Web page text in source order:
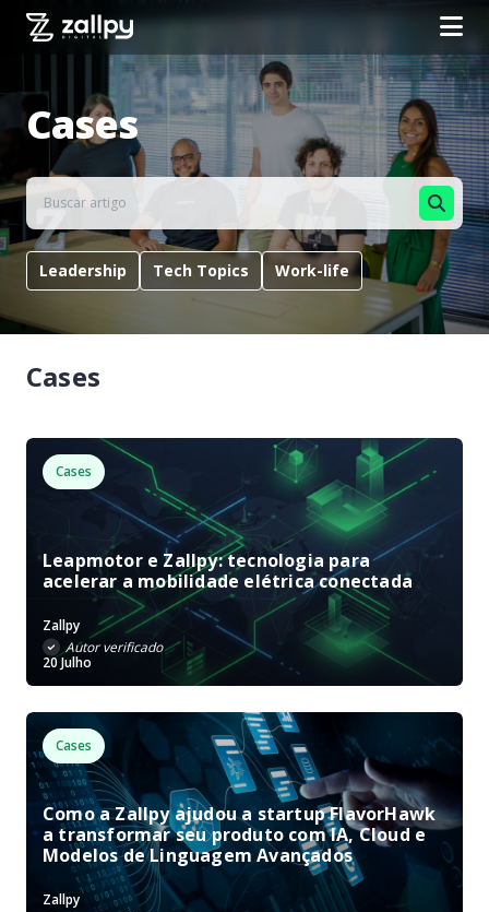
Cases
Leadership Tech Topics Work-life
Cases
Cases
Leapmotor e Zallpy: tecnologia para
acelerar a mobilidade elétrica conectada
Zallpy
Autor verificado
20 Julho
Cases
Como a Zallpy ajudou a startup FlavorHawk
a transformar seu produto com IA, Cloud e
Modelos de Linguagem Avançados
Zallpy